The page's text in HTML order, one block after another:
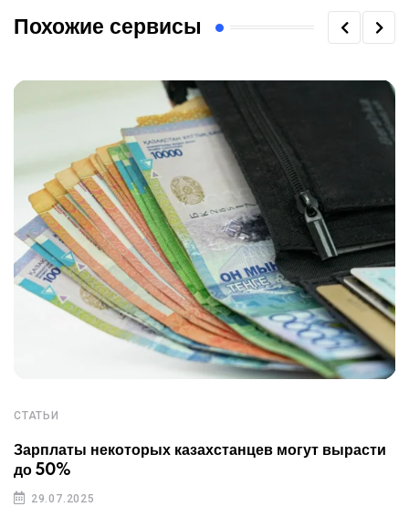
Похожие сервисы
СТАТЬИ
Зарплаты некоторых казахстанцев могут вырасти
до 50%
29.07.2025